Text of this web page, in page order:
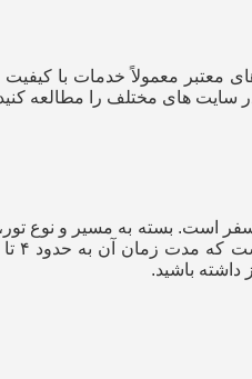
معتبر معمولاً خدمات با
در سایت‌ های مختلف را مطالعه
باشید.